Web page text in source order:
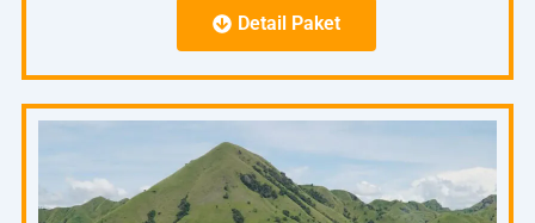
Detail Paket
06.30
Pick Up Hotel – Pelabuhan